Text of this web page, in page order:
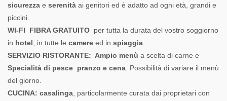
sicurezza e serenità ai genitori ed è adatto ad ogni età, grandi e
piccini.
WI-FI FIBRA GRATUITO per tutta la durata del vostro soggiorno
in hotel, in tutte le camere ed in spiaggia.
SERVIZIO RISTORANTE: Ampio menù a scelta di carne e
Specialità di pesce pranzo e cena. Possibilità di variare il menù
del giorno.
CUCINA: casalinga, particolarmente curata dai proprietari con